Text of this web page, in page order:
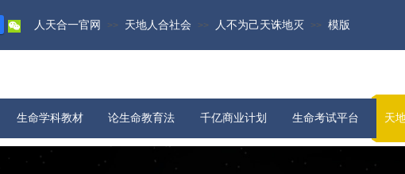
人天合一官网 >> 天地人合社会 >> 人不为己天诛地灭 >> 模版
生命学科教材 论生命教育法 千亿商业计划 生命考试平台 天